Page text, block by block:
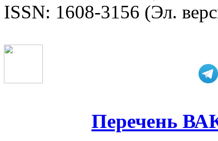
ISSN: 1608-3156 (Эл.
Перечень